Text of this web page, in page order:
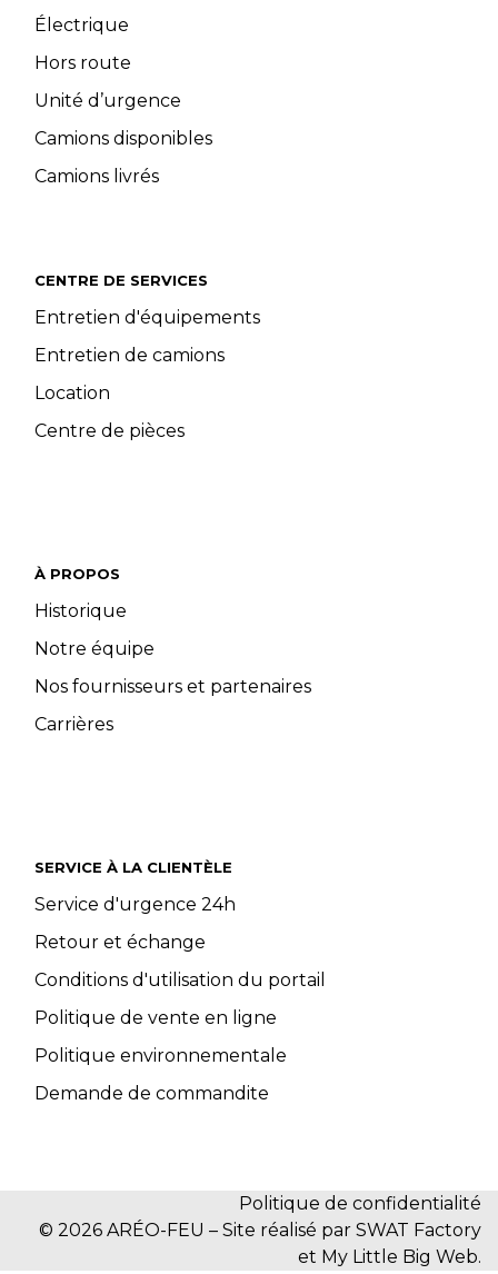
Électrique
Hors route
Unité d’urgence
Camions disponibles
Camions livrés
CENTRE DE SERVICES
Entretien d'équipements
Entretien de camions
Location
Centre de pièces
À PROPOS
Historique
Notre équipe
Nos fournisseurs et partenaires
Carrières
SERVICE À LA CLIENTÈLE
Service d'urgence 24h
Retour et échange
Conditions d'utilisation du portail
Politique de vente en ligne
Politique environnementale
Demande de commandite
Politique de confidentialité
© 2026 ARÉO-FEU – Site réalisé par SWAT Factory
et My Little Big Web.